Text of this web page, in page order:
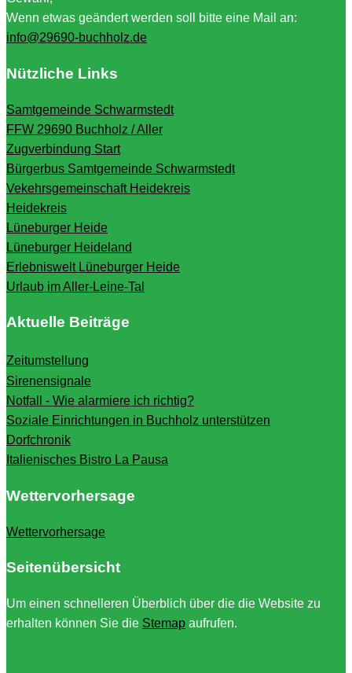
Wenn etwas geändert werden soll bitte eine Mail an:
info@29690-buchholz.de
Nützliche Links
Samtgemeinde Schwarmstedt
FFW 29690 Buchholz / Aller
Zugverbindung Start
Bürgerbus Samtgemeinde Schwarmstedt
Vekehrsgemeinschaft Heidekreis
Heidekreis
Lüneburger Heide
Lüneburger Heideland
Erlebniswelt Lüneburger Heide
Urlaub im Aller-Leine-Tal
Aktuelle Beiträge
Zeitumstellung
Sirenensignale
Notfall - Wie alarmiere ich richtig?
Soziale Einrichtungen in Buchholz unterstützen
Dorfchronik
Italienisches Bistro La Pausa
Wettervorhersage
Wettervorhersage
Seitenübersicht
Um einen schnelleren Überblich über die die Website zu
erhalten können Sie die Stemap aufrufen.